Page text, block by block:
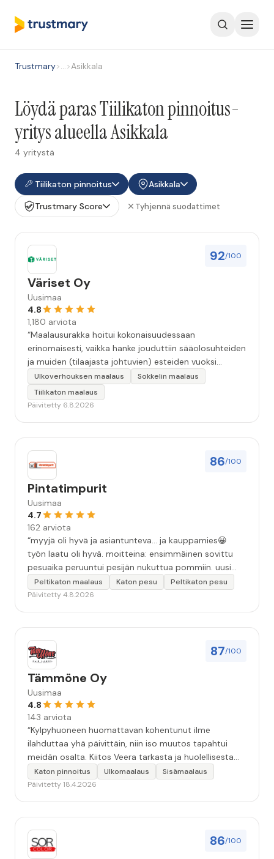
Trustmary>…>Asikkala
Löydä paras Tiilikaton pinnoitus-
yritys alueella Asikkala
4 yritystä
Tiilikaton pinnoitus
Asikkala
Trustmary Score
Tyhjennä suodattimet
92/100
Väriset Oy
Uusimaa
4.8
1,180 arviota
“Maalausurakka hoitui kokonaisuudessaan
erinomaisesti, vaikka hanke jouduttiin sääolosuhteiden
ja muiden (tilaajasta johtuvien) esteiden vuoksi
keskeyttämään n. 3 viikoksi. Maalaistulos on oikein
hyvä, yhteydenpito erinomaista, jälkityöt tehtiin
huolellisesti. Suosittelen. Erityiskiitos itse maalareille:
Ulkoverhouksen maalaus
Sokkelin maalaus
Tiilikaton maalaus
Päivitetty 6.8.2026
86/100
Pintatimpurit
Uusimaa
4.7
162 arviota
“myyjä oli hyvä ja asiantunteva... ja kauppamies😀
työn laatu oli hyvä. moitteina: ensimmäinen sovittu
pesuaika peruuntui pesijän nukuttua pommiin. uusi
aika piti ja työn jälki oikein hyvää ja osaavaa. toinen
murhe tuli koska olimme matkoilla ja jossain
vuorokautta pihalle...kunnes naapuri uskaltautui
pihallemme ja sulki hanan. Hieman siis tarkkuutta
hommiin ja hyvä tulee. ”
Peltikaton maalaus Katon pesu
Peltikaton pesu
Päivitetty 4.8.2026
87/100
Tämmöne Oy
Uusimaa
4.8
143 arviota
“Kylpyhuoneen huomattavan kohentunut ilme
ilahduttaa yhä päivittäin, niin iso muutos tapahtui
meidän osalta. Kiitos Veera tarkasta ja huolellisesta
työstä, sekä ystävällisestä palvelusta!”
Katon pinnoitus Ulkomaalaus
Sisämaalaus
Päivitetty 18.4.2026
86/100